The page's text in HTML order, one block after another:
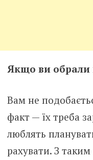
Якщо ви
Вам не
факт — їх треба
люблять
рахувати. З